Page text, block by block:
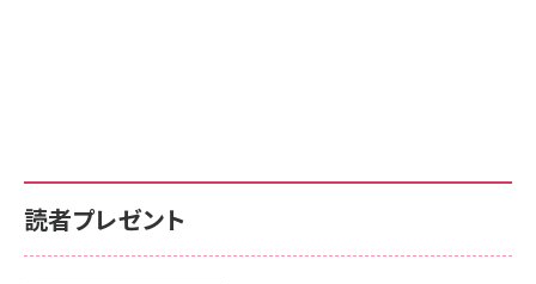
読者プレゼント